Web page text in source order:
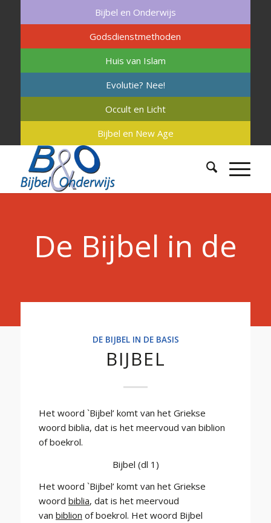
Bijbel en Onderwijs
Godsdienstmethoden
Huis van Islam
Evolutie? Nee!
Occult en Licht
Bijbel en New Age
De Bijbel in de
Basis
DE BIJBEL IN DE BASIS
BIJBEL
Het woord `Bijbel’ komt van het Griekse
woord biblia, dat is het meervoud van biblion
of boekrol.
Bijbel (dl 1)
Het woord `Bijbel’ komt van het Griekse
woord biblia, dat is het meervoud
van biblion of boekrol. Het woord Bijbel